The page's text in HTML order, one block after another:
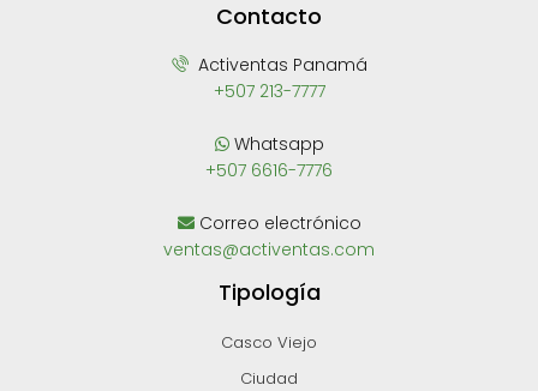
Contacto
Activentas Panamá
+507 213-7777
Whatsapp
+507 6616-7776
Correo electrónico
ventas@activentas.com
Tipología
Casco Viejo
Ciudad